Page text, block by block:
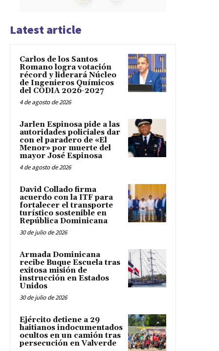
Latest article
Carlos de los Santos
Romano logra votación
récord y liderará Núcleo
de Ingenieros Químicos
del CODIA 2026-2027
4 de agosto de 2026
Jarlen Espinosa pide a las
autoridades policiales dar
con el paradero de «El
Menor» por muerte del
mayor José Espinosa
4 de agosto de 2026
David Collado firma
acuerdo con la ITF para
fortalecer el transporte
turístico sostenible en
República Dominicana
30 de julio de 2026
Armada Dominicana
recibe Buque Escuela tras
exitosa misión de
instrucción en Estados
Unidos
30 de julio de 2026
Ejército detiene a 29
haitianos indocumentados
ocultos en un camión tras
persecución en Valverde